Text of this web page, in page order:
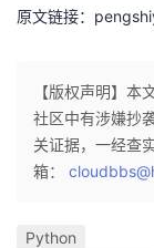
原文链接：
【版权声明】
社区中有涉嫌抄
关证据，一经查
箱：
Python